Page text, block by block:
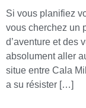
Si vous planifiez
vous cherchez un
d’aventure et des
absolument aller
situe entre Cala
a su résister […]